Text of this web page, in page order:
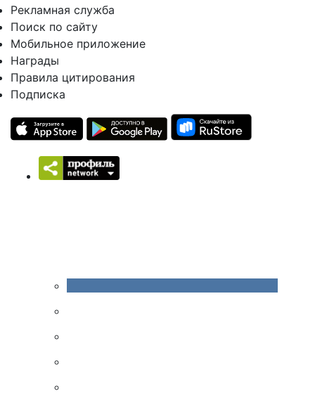
Рекламная служба
Поиск по сайту
Мобильное приложение
Награды
Правила цитирования
Подписка